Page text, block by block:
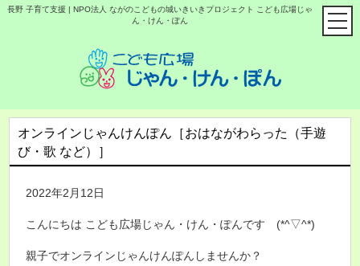
長野 子育て支援 | NPO法人 ながのこどもの城いきいきプロジェクト こども広場じゃ
ん・けん・ぽん
オンラインじゃんけんぽん［おはながわらった（手遊
び・歌 など）］
2022年2月12日
こんにちは こども広場じゃん・けん・ぽんです (*^▽^*)
親子でオンラインじゃんけんぽんしませんか？